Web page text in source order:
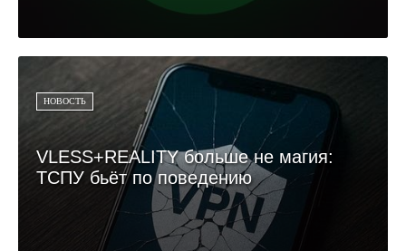
НОВОСТЬ
VLESS+REALITY больше не магия:
ТСПУ бьёт по поведению